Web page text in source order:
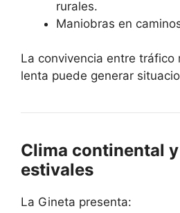
rurales.
Maniobras en
La convivencia entre tráfico
lenta puede generar
Clima continental
estivales
La Gineta presenta: